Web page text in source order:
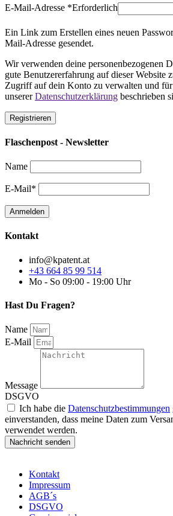
E-Mail-Adresse *Erforderlich
Ein Link zum Erstellen eines neuen
Mail-Adresse gesendet.
Wir verwenden deine personenbezogenen
gute Benutzererfahrung auf dieser Website
Zugriff auf dein Konto zu verwalten und
unsererDatenschutzerklärung beschrieben
Registrieren
Flaschenpost - Newsletter
Name
E-Mail*
Kontakt
info@kpatent.at
+43 664 85 99 514
Mo - So 09:00 - 19:00 Uhr
Hast Du Fragen?
Name
E-Mail
Message
DSGVO
Ich habe die Datenschutzbestimmungen
einverstanden, dass meine Daten zum
verwendet werden.
Nachricht senden
Kontakt
Impressum
AGB´s
DSGVO